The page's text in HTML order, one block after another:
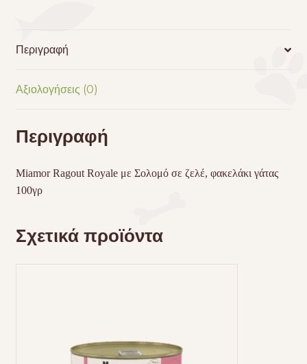
Περιγραφή
Αξιολογήσεις (0)
Περιγραφή
Miamor Ragout Royale με Σολομό σε ζελέ, φακελάκι γάτας
100γρ
Σχετικά προϊόντα